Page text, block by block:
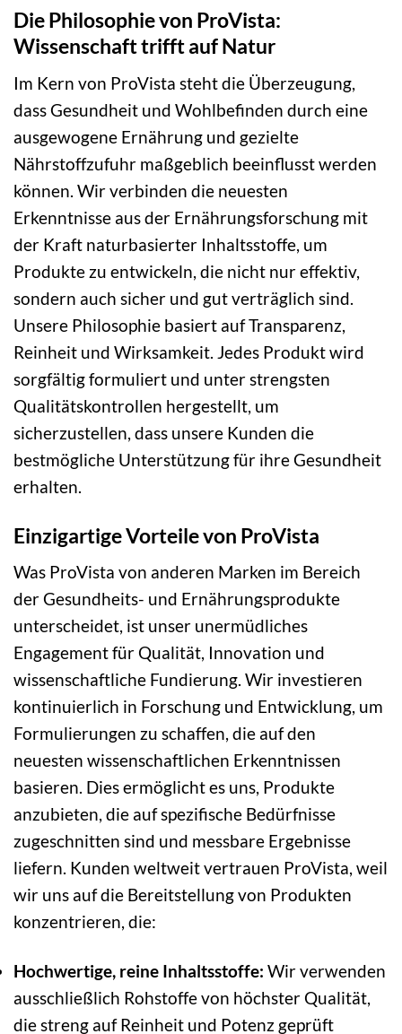
Die Philosophie von ProVista:
Wissenschaft trifft auf Natur
Im Kern von ProVista steht die Überzeugung,
dass Gesundheit und Wohlbefinden durch eine
ausgewogene Ernährung und gezielte
Nährstoffzufuhr maßgeblich beeinflusst werden
können. Wir verbinden die neuesten
Erkenntnisse aus der Ernährungsforschung mit
der Kraft naturbasierter Inhaltsstoffe, um
Produkte zu entwickeln, die nicht nur effektiv,
sondern auch sicher und gut verträglich sind.
Unsere Philosophie basiert auf Transparenz,
Reinheit und Wirksamkeit. Jedes Produkt wird
sorgfältig formuliert und unter strengsten
Qualitätskontrollen hergestellt, um
sicherzustellen, dass unsere Kunden die
bestmögliche Unterstützung für ihre Gesundheit
erhalten.
Einzigartige Vorteile von ProVista
Was ProVista von anderen Marken im Bereich
der Gesundheits- und Ernährungsprodukte
unterscheidet, ist unser unermüdliches
Engagement für Qualität, Innovation und
wissenschaftliche Fundierung. Wir investieren
kontinuierlich in Forschung und Entwicklung, um
Formulierungen zu schaffen, die auf den
neuesten wissenschaftlichen Erkenntnissen
basieren. Dies ermöglicht es uns, Produkte
anzubieten, die auf spezifische Bedürfnisse
zugeschnitten sind und messbare Ergebnisse
liefern. Kunden weltweit vertrauen ProVista, weil
wir uns auf die Bereitstellung von Produkten
konzentrieren, die:
Hochwertige, reine Inhaltsstoffe: Wir verwenden
ausschließlich Rohstoffe von höchster Qualität,
die streng auf Reinheit und Potenz geprüft